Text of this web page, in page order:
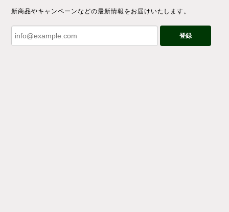
新商品やキャンペーンなどの最新情報をお届けいたします。
登録